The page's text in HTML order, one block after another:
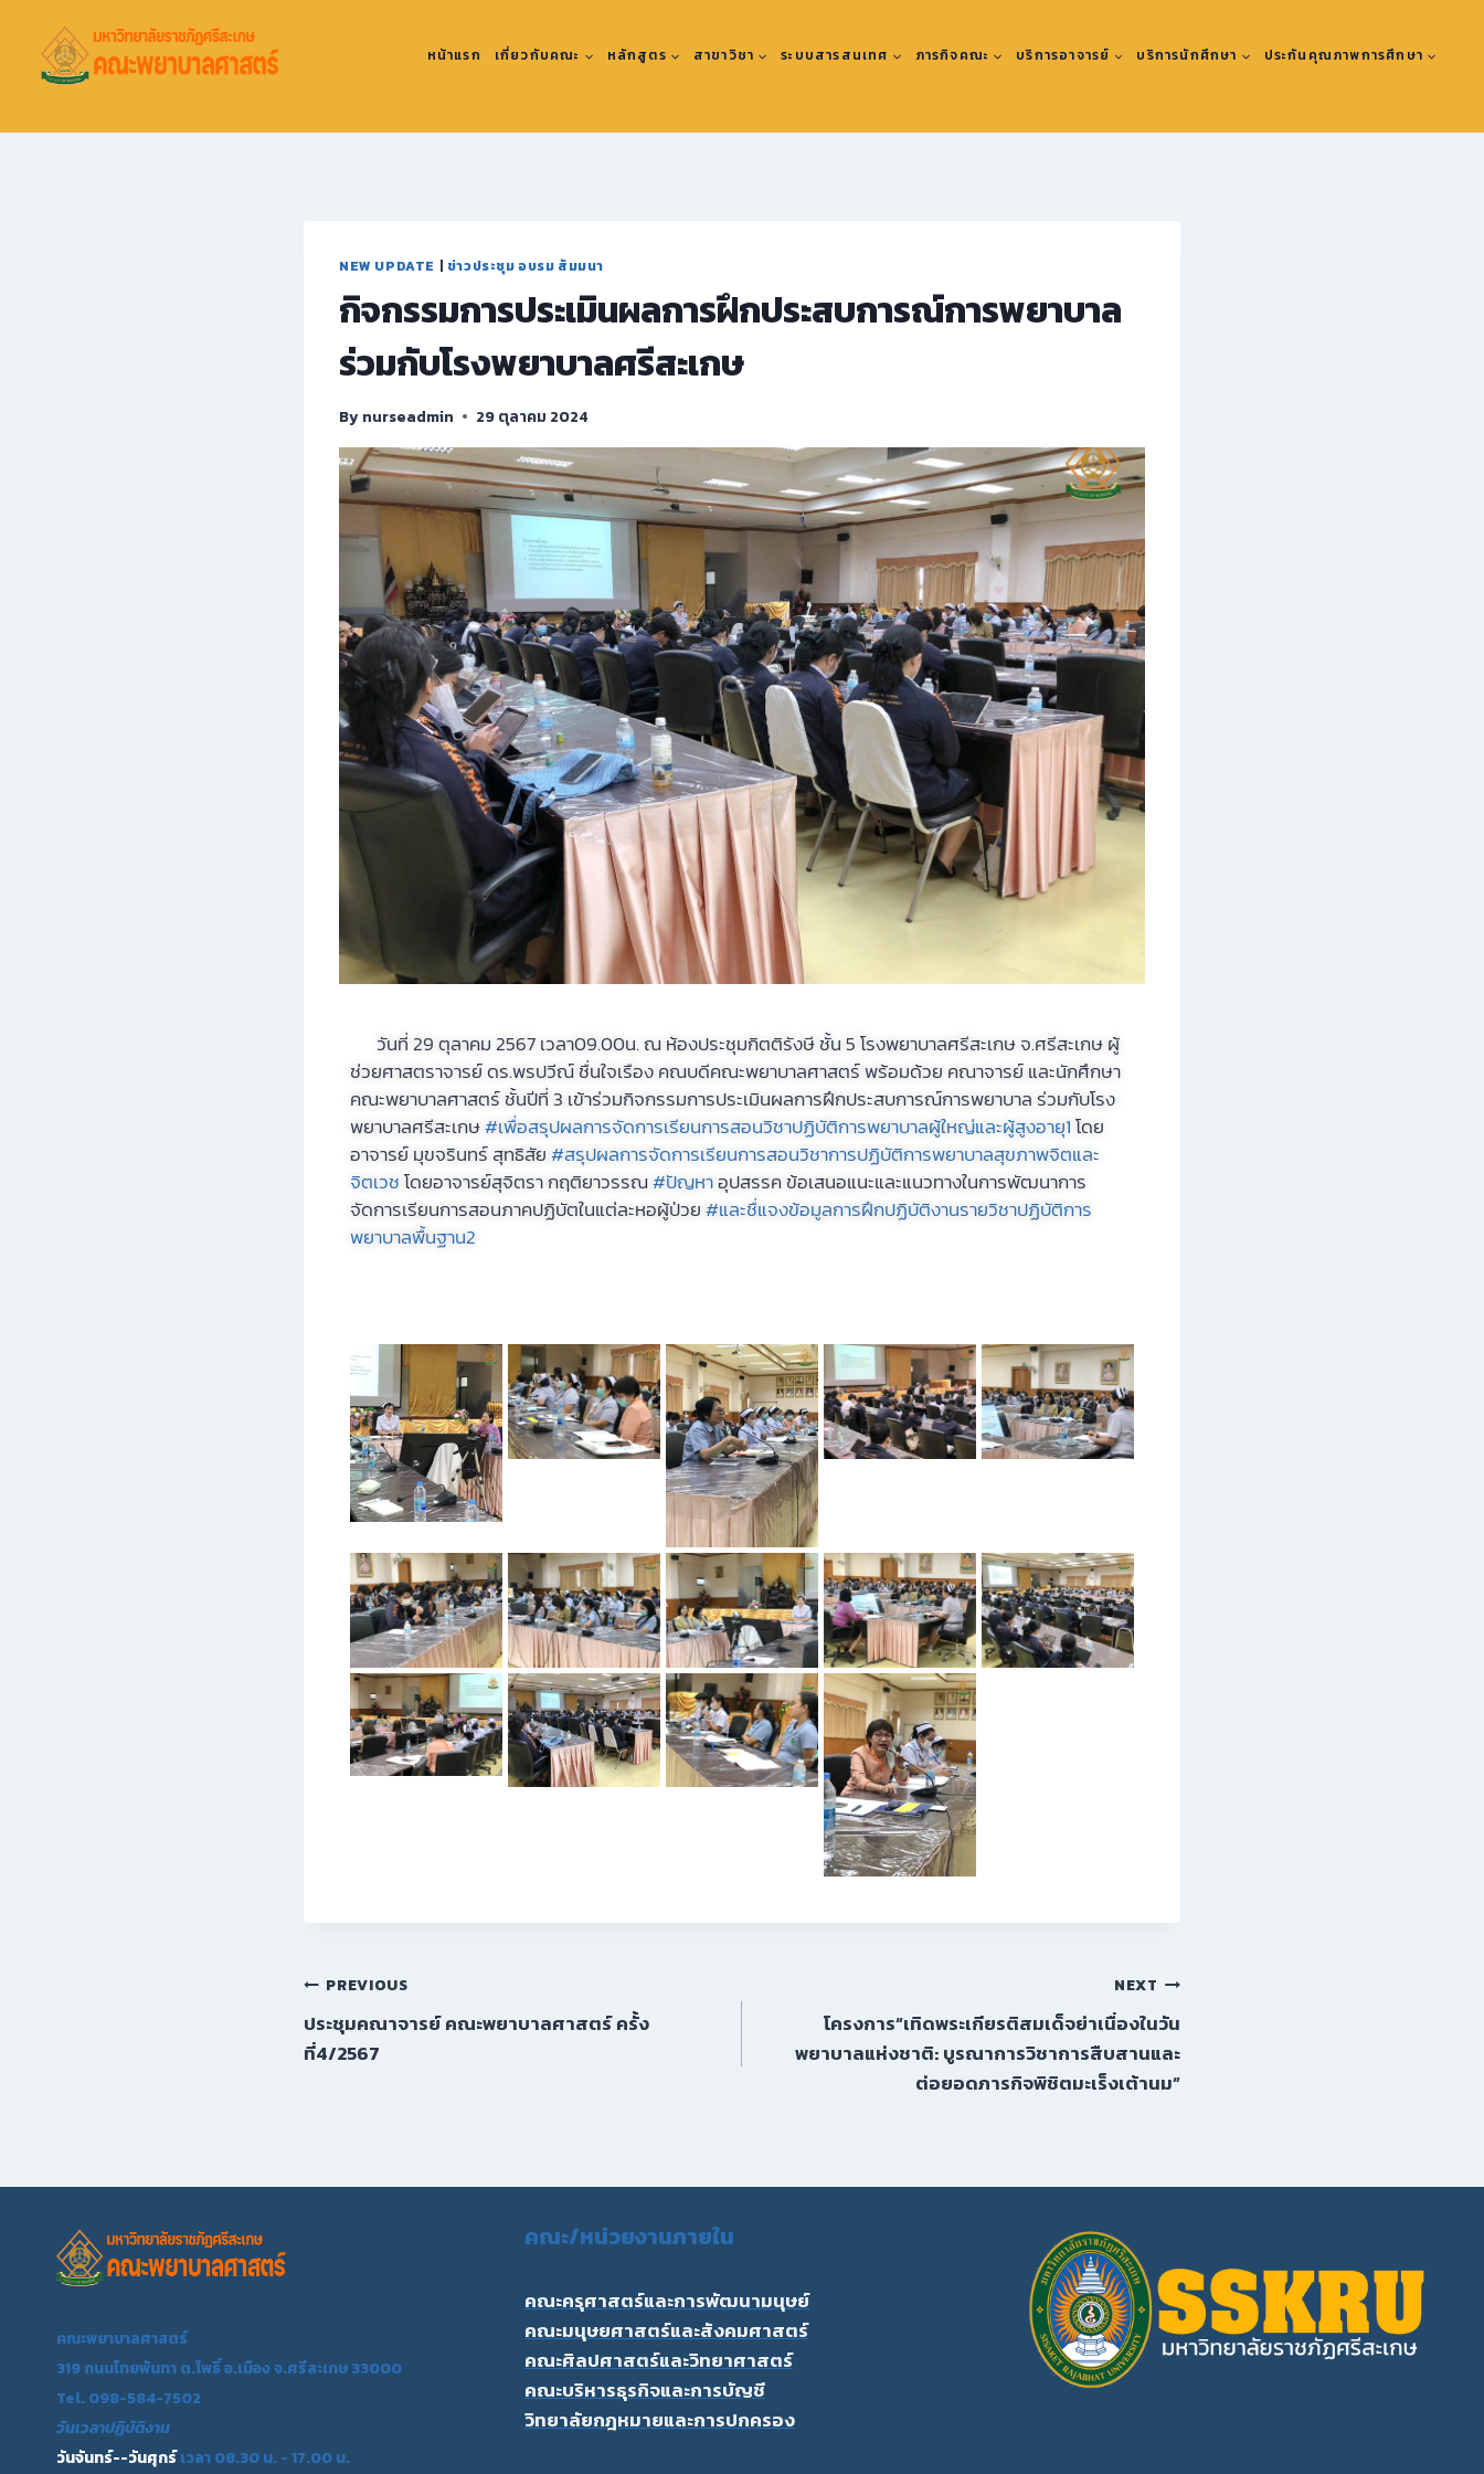
หน้าแรก เกี่ยวกับคณะ หลักสูตร สาขาวิชา ระบบสารสนเทศ ภารกิจคณะ บริการอาจารย์ บริการนักศึกษา ประกันคุณภาพการศึกษา
NEW UPDATE | ข่าวประชุม อบรม สัมมนา
กิจกรรมการประเมินผลการฝึกประสบการณ์การพยาบาล
ร่วมกับโรงพยาบาลศรีสะเกษ
By nurseadmin 29 ตุลาคม 2024
วันที่ 29 ตุลาคม 2567 เวลา09.00น. ณ ห้องประชุมกิตติรังษี ชั้น 5 โรงพยาบาลศรีสะเกษ จ.ศรีสะเกษ ผู้
ช่วยศาสตราจารย์ ดร.พรปวีณ์ ชื่นใจเรือง คณบดีคณะพยาบาลศาสตร์ พร้อมด้วย คณาจารย์ และนักศึกษา
คณะพยาบาลศาสตร์ ชั้นปีที่ 3 เข้าร่วมกิจกรรมการประเมินผลการฝึกประสบการณ์การพยาบาล ร่วมกับโรง
พยาบาลศรีสะเกษ#เพื่อสรุปผลการจัดการเรียนการสอนวิชาปฏิบัติการพยาบาลผู้ใหญ่และผู้สูงอายุ1โดย
อาจารย์ มุขจรินทร์ สุทธิสัย#สรุปผลการจัดการเรียนการสอนวิชาการปฏิบัติการพยาบาลสุขภาพจิตและ
จิตเวชโดยอาจารย์สุจิตรา กฤติยาวรรณ#ปัญหาอุปสรรค ข้อเสนอแนะและแนวทางในการพัฒนาการ
จัดการเรียนการสอนภาคปฏิบัตในแต่ละหอผู้ป่วย#และชื่แจงข้อมูลการฝึกปฏิบัติงานรายวิชาปฏิบัติการ
พยาบาลพื้นฐาน2
PREVIOUS
ประชุมคณาจารย์ คณะพยาบาลศาสตร์ ครั้ง
ที่4/2567
NEXT
โครงการ“เทิดพระเกียรติสมเด็จย่าเนื่องในวัน
พยาบาลแห่งชาติ: บูรณาการวิชาการสืบสานและ
ต่อยอดภารกิจพิชิตมะเร็งเต้านม”
คณะพยาบาลศาสตร์
319 ถนนไทยพันทา ต.โพธิ์ อ.เมือง จ.ศรีสะเกษ 33000
Tel. 098-584-7502
วันเวลาปฏิบัติงาน
วันจันทร์--วันศุกร์เวลา 08.30 น. - 17.00 น.
คณะ/หน่วยงานภายใน
คณะครุศาสตร์และการพัฒนามนุษย์
คณะมนุษยศาสตร์และสังคมศาสตร์
คณะศิลปศาสตร์และวิทยาศาสตร์
คณะบริหารธุรกิจและการบัญชี
วิทยาลัยกฎหมายและการปกครอง